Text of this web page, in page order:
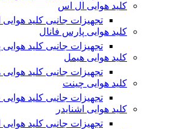
کلید هوایی ال اس
تجهیزات جانبی کلید
کلید هوایی پارس فانال
تجهیزات جانبی کلید
کلید هوایی هیمل
تجهیزات جانبی کلید
کلید هوایی چینت
تجهیزات جانبی کلید
کلید هوایی اشنایدر
تجهیزات جانبی کلید هوایی